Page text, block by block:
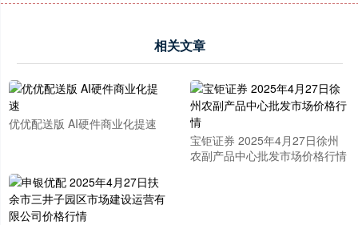
相关文章
优优配送版 AI硬件商业化提速
宝钜证券 2025年4月27日徐州
农副产品中心批发市场价格行情